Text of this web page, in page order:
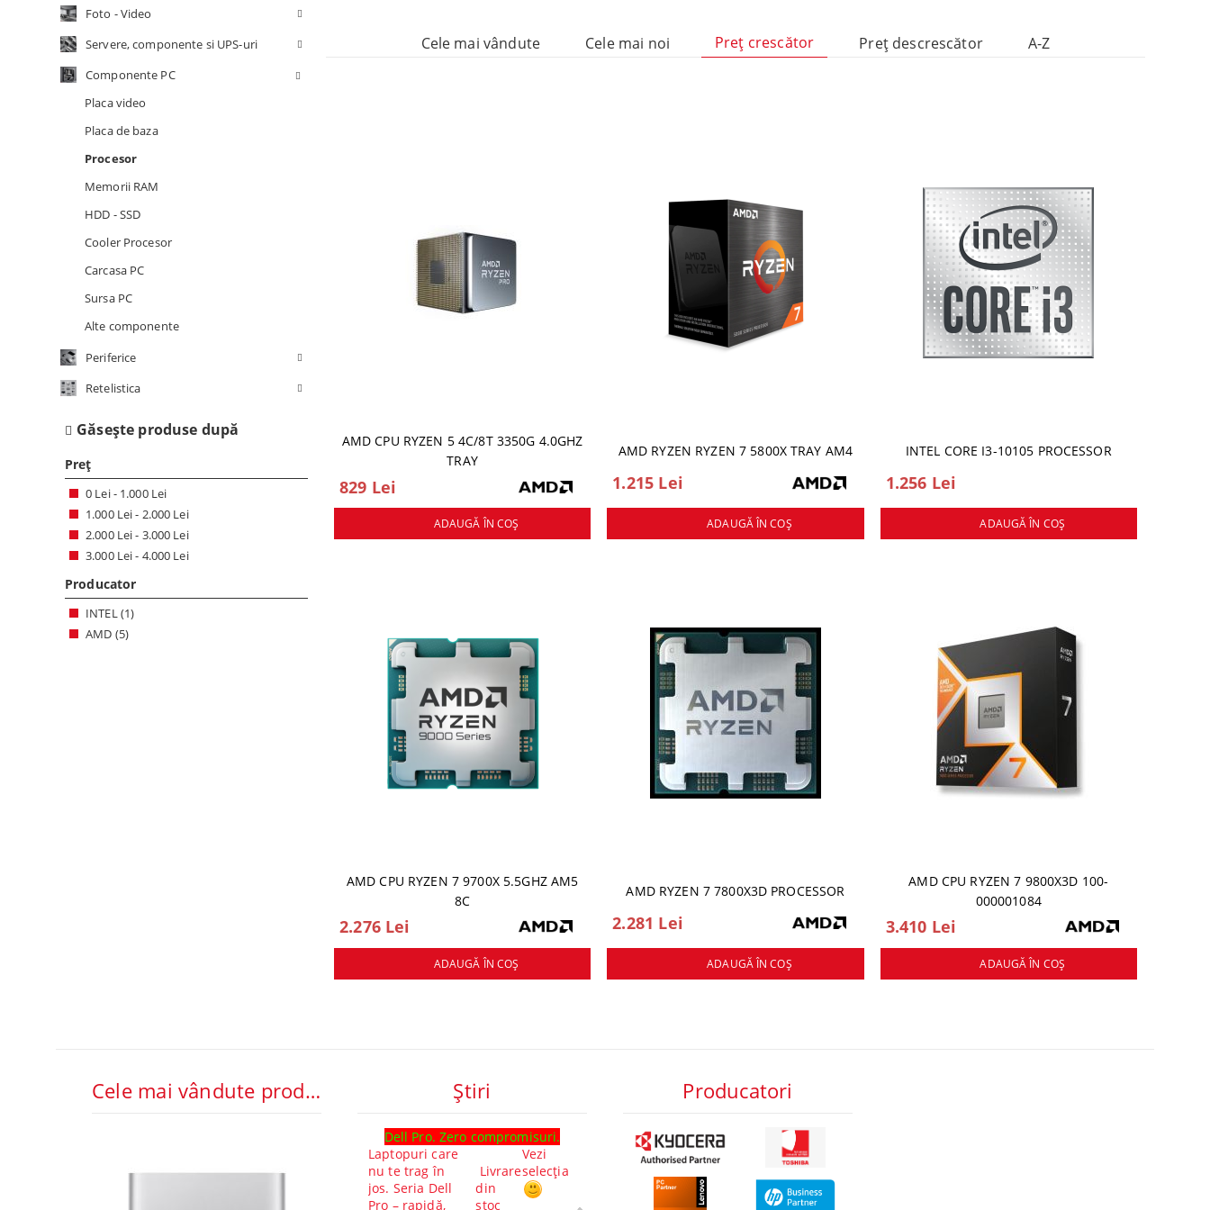
Periferice
Retelistica
Supraveghere Video IP
Servere, componente si UPS-uri
Componente PC
Foto - Video
Servere, componente si UPS-uri
Componente PC
Placa video
Placa de baza
Procesor
Memorii RAM
HDD - SSD
Cooler Procesor
Carcasa PC
Sursa PC
Alte componente
Periferice
Retelistica
Găseşte produse după
Preț
0 Lei - 1.000 Lei
1.000 Lei - 2.000 Lei
2.000 Lei - 3.000 Lei
3.000 Lei - 4.000 Lei
Producator
INTEL (1)
AMD (5)
Cele mai vândute Cele mai noi Preţ crescător Preţ descrescător A-Z
AMD CPU RYZEN 5 4C/8T 3350G 4.0GHZ
TRAY
829 Lei
ADAUGĂ ÎN COŞ
AMD RYZEN RYZEN 7 5800X TRAY AM4
1.215 Lei
ADAUGĂ ÎN COŞ
INTEL CORE I3-10105 PROCESSOR
1.256 Lei
ADAUGĂ ÎN COŞ
AMD CPU RYZEN 7 9700X 5.5GHZ AM5
8C
2.276 Lei
ADAUGĂ ÎN COŞ
AMD RYZEN 7 7800X3D PROCESSOR
2.281 Lei
ADAUGĂ ÎN COŞ
AMD CPU RYZEN 7 9800X3D 100-
000001084
3.410 Lei
ADAUGĂ ÎN COŞ
Cele mai vândute produse Ştiri
Dell Pro. Zero compromisuri.
Laptopuri care
nu te trag în
jos. Seria Dell
Pro – rapidă,
Livrare
din
stoc
Vezi
selecția
Ghid laptop-uri Lenovo cu
procesoare Intel® Core™ Ultra:
Experiență. Alege-ți modelul
perfect.Explorează gama
Click
Click
aici
martie2024
Producatori